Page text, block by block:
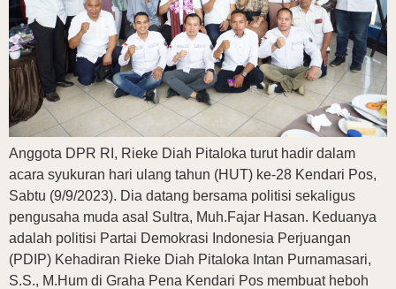
Anggota DPR RI, Rieke Diah Pitaloka turut hadir dalam
acara syukuran hari ulang tahun (HUT) ke-28 Kendari Pos,
Sabtu (9/9/2023). Dia datang bersama politisi sekaligus
pengusaha muda asal Sultra, Muh.Fajar Hasan. Keduanya
adalah politisi Partai Demokrasi Indonesia Perjuangan
(PDIP) Kehadiran Rieke Diah Pitaloka Intan Purnamasari,
S.S., M.Hum di Graha Pena Kendari Pos membuat heboh